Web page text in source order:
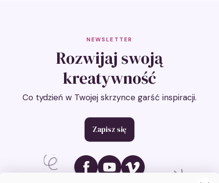
NEWSLETTER
Rozwijaj swoją
kreatywność
Co tydzień w Twojej skrzynce garść inspiracji.
Zapisz się
Ikona social media
Ikona social media
Ikona social media